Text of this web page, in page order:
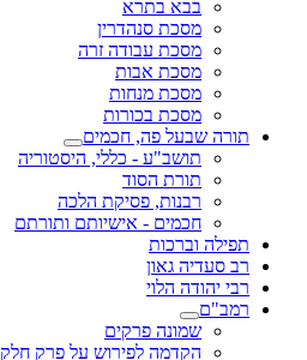
בבא בתרא
מסכת סנהדרין
מסכת עבודה זרה
מסכת אבות
מסכת מנחות
מסכת בכורות
תורה שבעל פה, חכמים
תושב"ע - כללי, היסטוריה
תורת הסוד
רבנות, פסיקת הלכה
חכמים - אישיותם ותורתם
תפילה וברכות
רב סעדיה גאון
רבי יהודה הלוי
רמב"ם
שמונה פרקים
הקדמה לפירוש על פרק חלק